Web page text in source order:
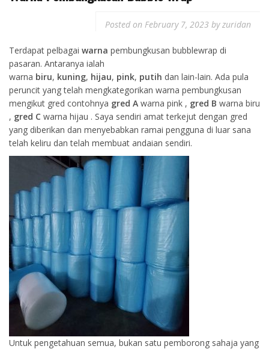
Posted on February 7, 2023 byzuridan
Terdapat pelbagai warna pembungkusan bubblewrap di
pasaran. Antaranya ialah
warna biru, kuning, hijau, pink, putih dan lain-lain. Ada pula
peruncit yang telah mengkategorikan warna pembungkusan
mengikut gred contohnya gred A warna pink , gred B warna biru
, gred C warna hijau . Saya sendiri amat terkejut dengan gred
yang diberikan dan menyebabkan ramai pengguna di luar sana
telah keliru dan telah membuat andaian sendiri.
Untuk pengetahuan semua, bukan satu pemborong sahaja yang